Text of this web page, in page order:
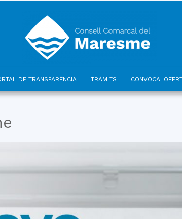
Comarcal
DE TRANSPARÈNCIA TRÀMITS CONVOCA: